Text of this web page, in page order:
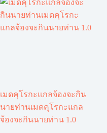
เมดคุโรกะแกลจ้องจะกิน
นายท่านเมดคุโรกะแกล
จ้องจะกินนายท่าน 1.0